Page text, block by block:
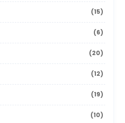
(15)
(6)
(20)
(12)
(19)
(10)